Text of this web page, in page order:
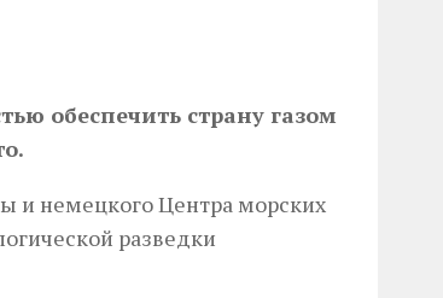
обеспечить страну газом
и немецкого Центра морских
разведки